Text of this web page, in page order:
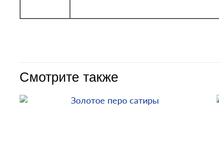
Смотрите также